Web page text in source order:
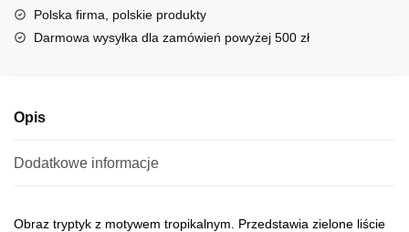
Polska firma, polskie produkty
Darmowa wysyłka dla zamówień powyżej 500 zł
Opis
Dodatkowe informacje
Obraz tryptyk z motywem tropikalnym. Przedstawia zielone liście